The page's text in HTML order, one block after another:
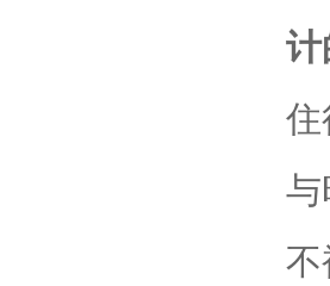
计
住
与